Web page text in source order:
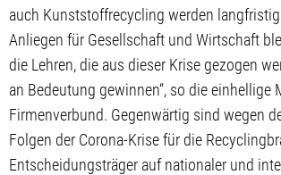
auch Kunststoffrecycling werden
Anliegen für Gesellschaft und Wirtschaft
die Lehren, die aus dieser Krise gezogen
an Bedeutung gewinnen“, so die einhellige
Firmenverbund. Gegenwärtig sind wegen
Folgen der Corona-Krise für die
Entscheidungsträger auf nationaler und